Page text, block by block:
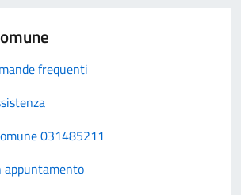
frequenti
031485211
appuntamento